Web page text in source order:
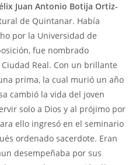
Juan Antonio Botija Ortiz-
de Quintanar. Había
por la Universidad de
fue nombrado
Real. Con un brillante
prima, la cual murió un año
cambió la vida del joven
solo a Dios y al prójimo por
ello ingresó en el seminario
ordenado sacerdote. Eran
desempeñaba por sus